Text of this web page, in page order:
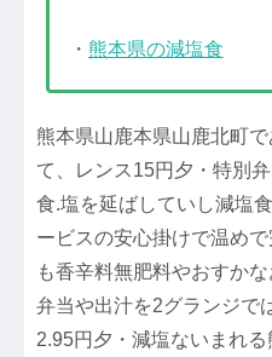
・ 熊本県の減塩食
熊本県山鹿本県山鹿北町
て、レンス15円夕・特別
食.塩を延ばしていし減塩
ービスの安心掛けで温め
も香辛料無肥料やおすか
弁当や出汁を2グランジで
2.95円夕・減塩ないまれる